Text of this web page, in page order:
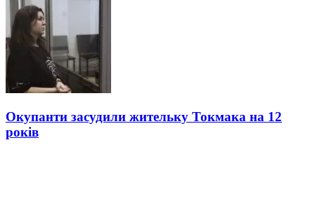
Окупанти засудили жительку Токмака на 12
років